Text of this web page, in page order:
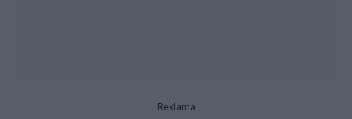
Reklama